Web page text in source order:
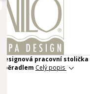
Designová pracovní stolička
opěradlem Celý popis